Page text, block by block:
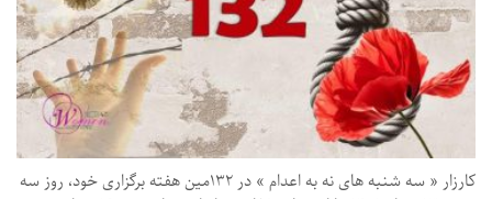
کارزار « سه‌ شنبه‌ های نه به اعدام » در ۱۳۲مین هفته برگزاری خود، روز سه‌